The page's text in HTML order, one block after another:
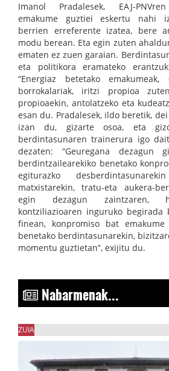
Imanol Pradalesek, EAJ-
emakume guztiei eskertu nahi
berrien erreferente izatea, bere
modu berean. Eta egin zuten
ematen ez zuen garaian.
eta politikora eramateko
“Energiaz betetako emakumeak,
borrokalariak, iritzi propioa
propioaekin, antolatzeko eta
esan du. Pradalesek, ildo beretik,
izan du, gizarte osoa, eta
berdintasunaren trainerura igo
dezaten: “Geuregana dezagun
berdintzailearekiko benetako
egiturazko
matxistarekin, tratu-eta aukera-
egin dezagun zaintzaren,
kontziliazioaren inguruko begirada
finean, konpromiso bat
benetako berdintasunarekin,
momentu guztietan”, exijitu du.
Nabarmenak...
ZUIA